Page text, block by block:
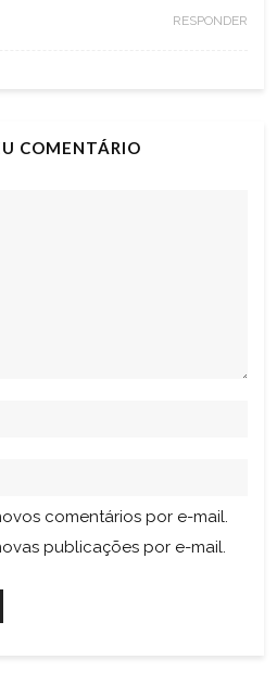
RESPONDER
COMENTÁRIO
comentários por e-mail.
publicações por e-mail.